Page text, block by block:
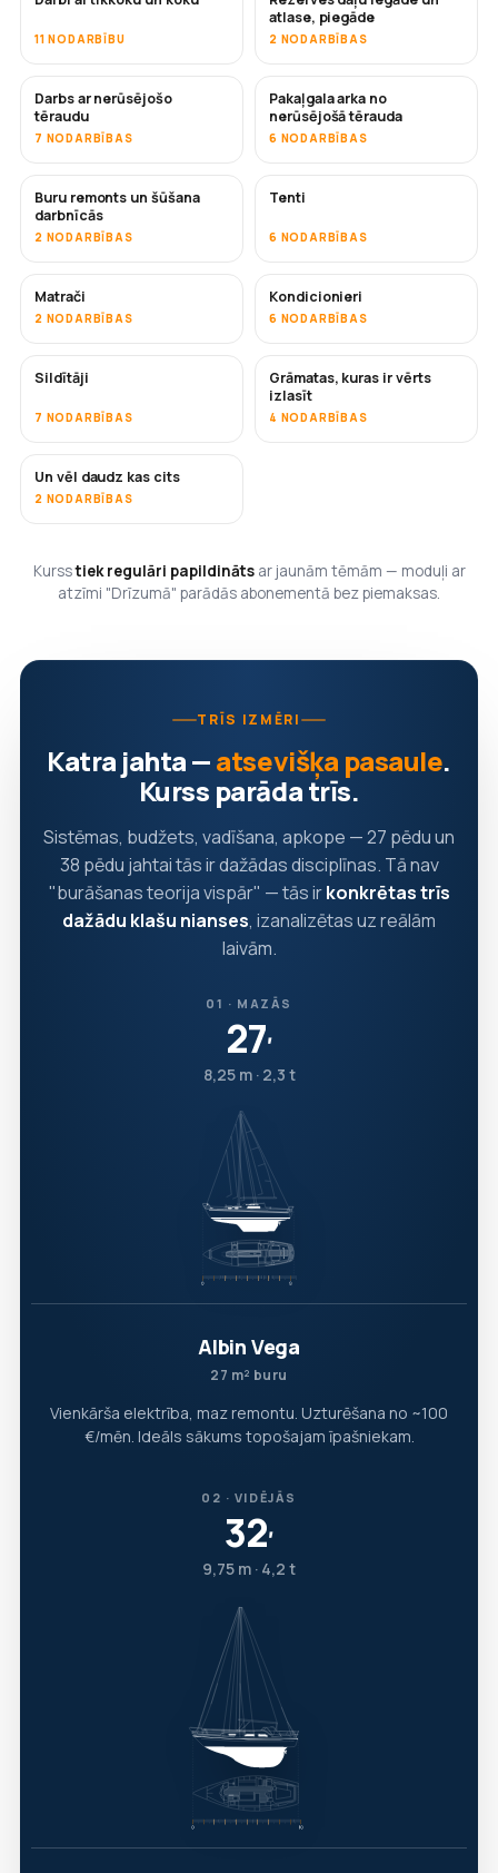
11 NODARBĪBU
atlase, piegāde
2 NODARBĪBAS
DRĪZUMĀ
Darbs ar nerūsējošo
tēraudu
7 NODARBĪBAS
Pakaļgala arka no
nerūsējošā tērauda
6 NODARBĪBAS
DRĪZUMĀ
Buru remonts un šūšana
darbnīcās
2 NODARBĪBAS
Tenti
6 NODARBĪBAS
Matrači
2 NODARBĪBAS
DRĪZUMĀ
Kondicionieri
6 NODARBĪBAS
DRĪZUMĀ
Sildītāji
7 NODARBĪBAS
DRĪZUMĀ
Grāmatas, kuras ir vērts
izlasīt
4 NODARBĪBAS
DRĪZUMĀ
Un vēl daudz kas cits
2 NODARBĪBAS
Kursstiek regulāri papildinātsar jaunām tēmām — moduļi ar
atzīmi "Drīzumā" parādās abonementā bez piemaksas.
TRĪS IZMĒRI
Katra jahta —atsevišķa pasaule.
Kurss parāda trīs.
Sistēmas, budžets, vadīšana, apkope — 27 pēdu un
38 pēdu jahtai tās ir dažādas disciplīnas. Tā nav
"burāšanas teorija vispār" — tās irkonkrētas trīs
dažādu klašu nianses, izanalizētas uz reālām
laivām.
01 · MAZĀS
27′
8,25 m · 2,3 t
Albin Vega
27 m² buru
Vienkārša elektrība, maz remontu. Uzturēšana no ~100
€/mēn. Ideāls sākums topošajam īpašniekam.
02 · VIDĒJĀS
32′
9,75 m · 4,2 t